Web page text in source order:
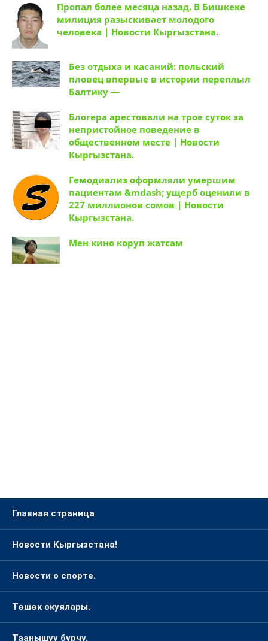
Пропал более месяца назад. В Бишкеке
милиция разыскивает молодого
человека | Новости Кыргызстана.
Без отдыха и касаний: польский
пловец впервые в истории переплыл
Балтику —
Блогера арестовали на трое суток за
непристойное поведение в
общественном месте | Новости
Кыргызстана.
Гемодиализ оформляли умершим
пациентам &mdash; ущерб оценили в
227 миллионов сомов | Новости
Кыргызстана.
Мен кино коруп жатсам
Главная страница
Новости Кыргызстана!
Новости о спорте.
Төшөк окуялары.
Таанышуу бурчу.